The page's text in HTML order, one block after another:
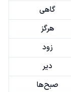
گاهی
هرگز
زود
دیر
صبح‌ها